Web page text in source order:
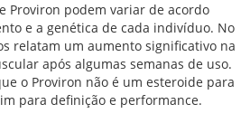
Proviron podem variar de acordo
e a genética de cada indivíduo. No
relatam um aumento significativo na
após algumas semanas de uso.
o Proviron não é um esteroide para
para definição e performance.